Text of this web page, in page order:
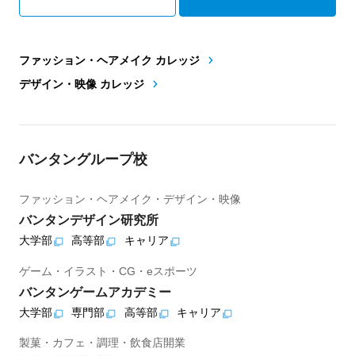
ファッション・ヘアメイク カレッジ
デザイン・映像 カレッジ
バンタングループ校
ファッション・ヘアメイク・デザイン・映像
バンタンデザイン研究所
大学部 高等部 キャリア
ゲーム・イラスト・CG・eスポーツ
バンタンゲームアカデミー
大学部 専門部 高等部 キャリア
製菓・カフェ・調理・飲食店開業